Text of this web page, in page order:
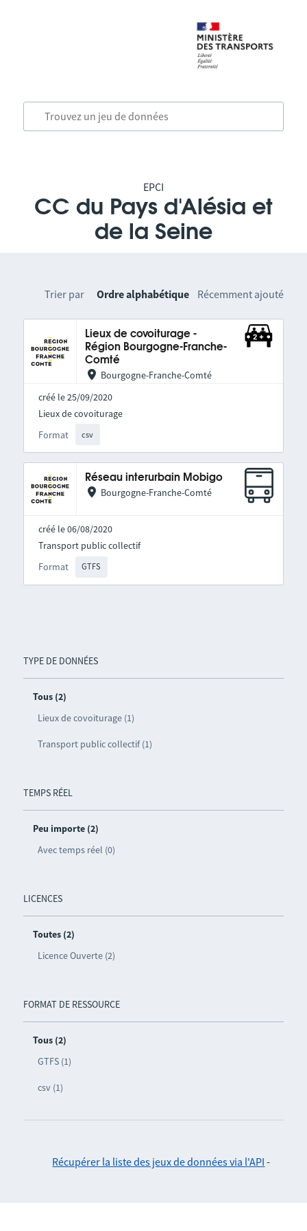
EPCI
CC du Pays d'Alésia et
de la Seine
TYPE DE DONNÉES
Tous (2)
Lieux de covoiturage (1)
Transport public collectif (1)
TEMPS RÉEL
Peu importe (2)
Avec temps réel (0)
LICENCES
Toutes (2)
Licence Ouverte (2)
FORMAT DE RESSOURCE
Tous (2)
GTFS (1)
csv (1)
Trier par Ordre alphabétique Récemment ajouté
Lieux de covoiturage -
Région Bourgogne-Franche-
Comté
Bourgogne-Franche-Comté
créé le 25/09/2020
Format csv
Lieux de covoiturage
Réseau interurbain Mobigo
Bourgogne-Franche-Comté
créé le 06/08/2020
Format GTFS
Transport public collectif
Récupérer la liste des jeux de données via l'API -